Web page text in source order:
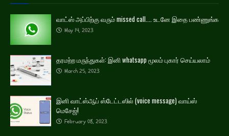
வாட்ஸ் அப்பிற்கு வரும் missed call.... உடனே இதை பண்ணுங்க
May 14, 2023
தரமற்ற மருந்துகள்: இனி whatsapp மூலம் புகார் செய்யலாம்
March 25, 2023
இனி வாட்ஸ்ஆப் ஸ்டேட்டஸில் (voice message) வாய்ஸ்
மெசேஜ்!
February 08, 2023